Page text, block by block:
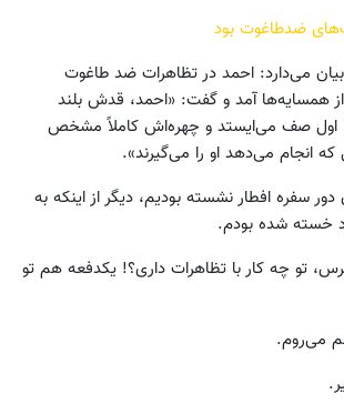
ضدطاغوت بود
می‌دارد: احمد در تظاهرات‌ ضد طاغوت
همسایه‌ها آمد و گفت: «احمد، قدش بلند
اول صف می‌ایستد و چهره‌اش کاملاً مشخص
که انجام می‌دهد او را می‌گیرند».
سفره افطار نشسته بودیم، دیگر از اینکه به
خسته شده بودم.
تو چه کار با تظاهرات داری؟! یکدفعه هم تو
می‌روم.